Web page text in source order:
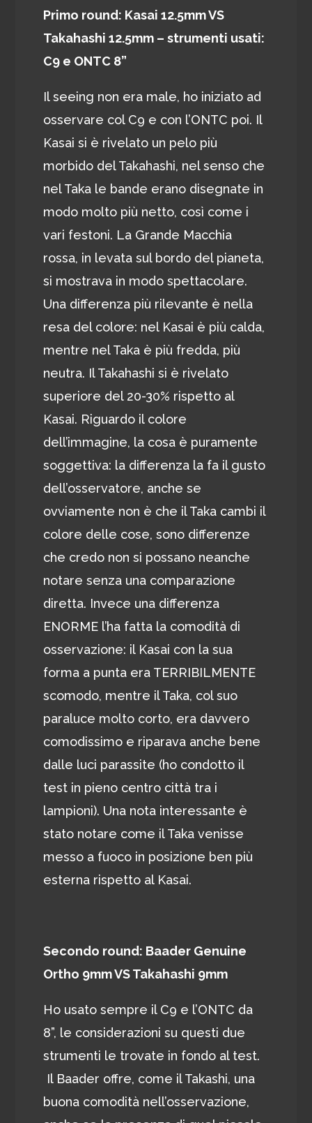
Primo round: Kasai 12.5mm VS
Takahashi 12.5mm – strumenti usati:
C9 e ONTC 8”
Il seeing non era male, ho iniziato ad
osservare col C9 e con l’ONTC poi. Il
Kasai si è rivelato un pelo più
morbido del Takahashi, nel senso che
nel Taka le bande erano disegnate in
modo molto più netto, così come i
vari festoni. La Grande Macchia
rossa, in levata sul bordo del pianeta,
si mostrava in modo spettacolare.
Una differenza più rilevante è nella
resa del colore: nel Kasai è più calda,
mentre nel Taka è più fredda, più
neutra. Il Takahashi si è rivelato
superiore del 20-30% rispetto al
Kasai. Riguardo il colore
dell’immagine, la cosa è puramente
soggettiva: la differenza la fa il gusto
dell’osservatore, anche se
ovviamente non è che il Taka cambi il
colore delle cose, sono differenze
che credo non si possano neanche
notare senza una comparazione
diretta. Invece una differenza
ENORME l’ha fatta la comodità di
osservazione: il Kasai con la sua
forma a punta era TERRIBILMENTE
scomodo, mentre il Taka, col suo
paraluce molto corto, era davvero
comodissimo e riparava anche bene
dalle luci parassite (ho condotto il
test in pieno centro città tra i
lampioni). Una nota interessante è
stato notare come il Taka venisse
messo a fuoco in posizione ben più
esterna rispetto al Kasai.
Secondo round: Baader Genuine
Ortho 9mm VS Takahashi 9mm
Ho usato sempre il C9 e l’ONTC da
8”, le considerazioni su questi due
strumenti le trovate in fondo al test.
Il Baader offre, come il Takashi, una
buona comodità nell’osservazione,